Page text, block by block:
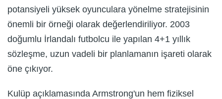
potansiyeli yüksek oyunculara yönelme stratejisinin
önemli bir örneği olarak değerlendiriliyor. 2003
doğumlu İrlandalı futbolcu ile yapılan 4+1 yıllık
sözleşme, uzun vadeli bir planlamanın işareti olarak
öne çıkıyor.
Kulüp açıklamasında Armstrong'un hem fiziksel